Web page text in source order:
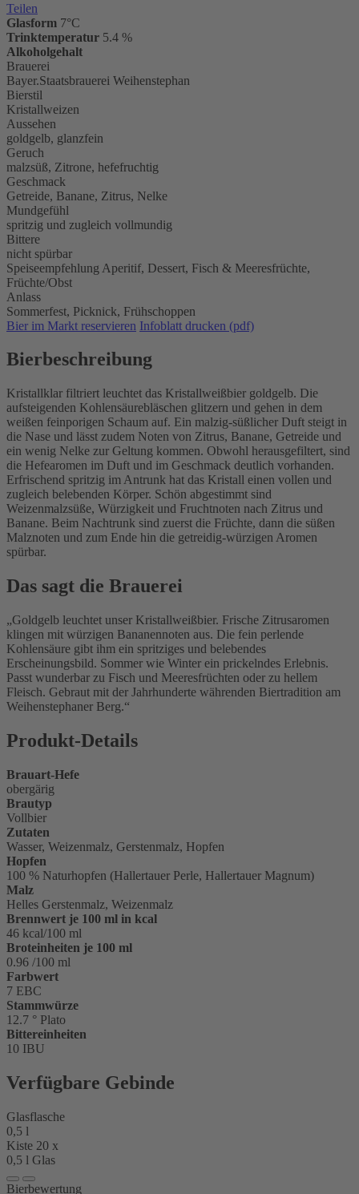
Teilen
Glasform 7°C
Trinktemperatur 5.4 %
Alkoholgehalt
Brauerei
Bayer.Staatsbrauerei Weihenstephan
Bierstil
Kristallweizen
Aussehen
goldgelb, glanzfein
Geruch
malzsüß, Zitrone, hefefruchtig
Geschmack
Getreide, Banane, Zitrus, Nelke
Mundgefühl
spritzig und zugleich vollmundig
Bittere
nicht spürbar
Speiseempfehlung Aperitif, Dessert, Fisch & Meeresfrüchte,
Früchte/Obst
Anlass
Sommerfest, Picknick, Frühschoppen
Bier im Markt reservieren Infoblatt drucken (pdf)
Bierbeschreibung
Kristallklar filtriert leuchtet das Kristallweißbier goldgelb. Die
aufsteigenden Kohlensäurebläschen glitzern und gehen in dem
weißen feinporigen Schaum auf. Ein malzig-süßlicher Duft steigt in
die Nase und lässt zudem Noten von Zitrus, Banane, Getreide und
ein wenig Nelke zur Geltung kommen. Obwohl herausgefiltert, sind
die Hefearomen im Duft und im Geschmack deutlich vorhanden.
Erfrischend spritzig im Antrunk hat das Kristall einen vollen und
zugleich belebenden Körper. Schön abgestimmt sind
Weizenmalzsüße, Würzigkeit und Fruchtnoten nach Zitrus und
Banane. Beim Nachtrunk sind zuerst die Früchte, dann die süßen
Malznoten und zum Ende hin die getreidig-würzigen Aromen
spürbar.
Das sagt die Brauerei
Goldgelb leuchtet unser Kristallweißbier. Frische Zitrusaromen
klingen mit würzigen Bananennoten aus. Die fein perlende
Kohlensäure gibt ihm ein spritziges und belebendes
Erscheinungsbild. Sommer wie Winter ein prickelndes Erlebnis.
Passt wunderbar zu Fisch und Meeresfrüchten oder zu hellem
Fleisch. Gebraut mit der Jahrhunderte währenden Biertradition am
Weihenstephaner Berg.
Produkt-Details
Brauart-Hefe
obergärig
Brautyp
Vollbier
Zutaten
Wasser, Weizenmalz, Gerstenmalz, Hopfen
Hopfen
100 % Naturhopfen (Hallertauer Perle, Hallertauer Magnum)
Malz
Helles Gerstenmalz, Weizenmalz
Brennwert je 100 ml in kcal
46 kcal/100 ml
Broteinheiten je 100 ml
0.96 /100 ml
Farbwert
7 EBC
Stammwürze
12.7 ° Plato
Bittereinheiten
10 IBU
Verfügbare Gebinde
Glasflasche
0,5 l
Kiste 20 x
0,5 l Glas
Bierbewertung